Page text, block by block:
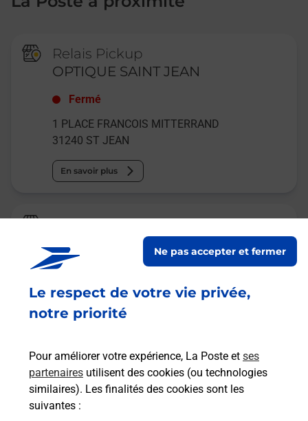
Le respect de votre vie privée,
notre priorité
Pour améliorer votre expérience, La Poste et ses
partenaires utilisent des cookies (ou technologies
similaires). Les finalités des cookies sont les
suivantes :
Ne pas accepter et fermer
Relais Pickup
OPTIQUE SAINT JEAN
Fermé
1 PLACE FRANCOIS MITTERRAND
31240 ST JEAN
En savoir plus
Relais Pickup
MY VAPO SHOP ST JEAN
jusqu'à 08h30
22 ALLEES VICTOR HUGO
31240 ST JEAN
Malin !